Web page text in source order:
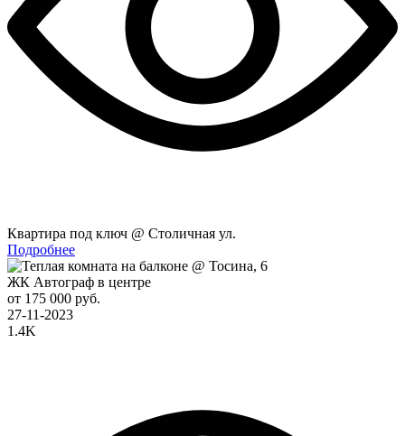
Квартира под ключ @ Столичная ул.
Подробнее
ЖК Автограф в центре
от 175 000 руб.
27-11-2023
1.4K